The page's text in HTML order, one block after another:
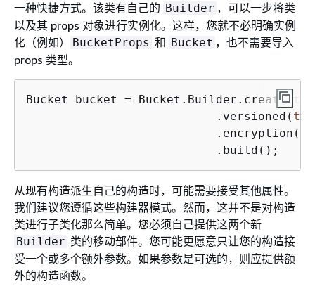
一种快捷方式。该类有自己的 Builder ，可以一步将类
以及其 props 对象进行实例化。这样，您就不必明确实例
化（例如）
BucketProps 和 Bucket ，也不需要导入
props 类型。
Bucket bucket = Bucket.Builder.create(
                           .versioned(
                           .build();
从现有构造派生自己的构造时，可能需要接受其他属性。
我们建议您遵循这些构建器模式。然而，这并不是对构造
类进行子类化那么简单。您必须自己提供这两个新
Builder 类的移动部件。您可能更愿意只让您的构造接
受一个或多个额外参数。如果参数是可选的，则应提供额
外的构造函数。